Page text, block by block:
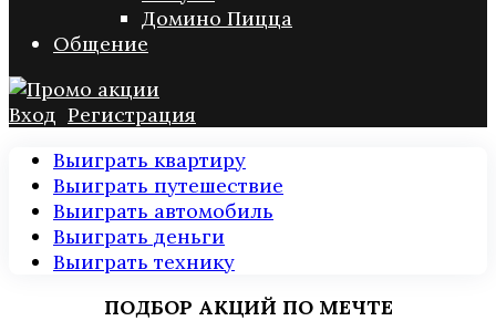
Домино Пицца
Общение
Вход Регистрация
Выиграть квартиру
Выиграть путешествие
Выиграть автомобиль
Выиграть деньги
Выиграть технику
ПОДБОР АКЦИЙ ПО МЕЧТЕ